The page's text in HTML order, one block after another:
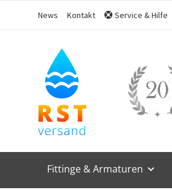
News Kontakt Service & Hilfe
Fittinge & Armaturen